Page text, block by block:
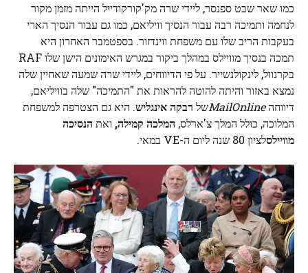
כמו שאר שבט ספנסר, ליידי שרה מק'קורקודייל הייתה מזמן מקור
לנחמה ותמיכה רבה עבור הנסיך וויליאם, כמו גם עבור הנסיך הארי
בעקבות הריב שלו עם משפחת ווינדזור. בספטמבר האחרון היא
תמכה בנסיך מוויילס במהלך ביקור במגרש האימונים הישן שלו RAF
בקרנוול, לינקולנשייר. על פי הדיווחים, ליידי שרה שמעה שאחיין שלה
נמצא באזור והיתה להוטה להראות את "התמיכה" שלה בוויליאם,
דיווחהMailOnlineשל רבקה אינגליש. היא גם הצטרפה למשפחת
המלוכה, כולל המלך צ'ארלס, המלכה קמילה, ואת הנסיכה
מוויילסלציון 80 שנה ליום ה-VE במאי.